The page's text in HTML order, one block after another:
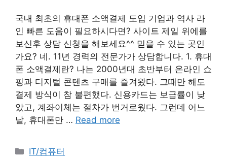
국내 최초의 휴대폰 소액결제 도입 기업과 역사 라
인 빠른 도움이 필요하시다면? 사이트 제일 위에를
보신후 상담 신청을 해보세요^^ 믿을 수 있는 곳인
가요? 네. 11년 경력의 전문가가 상담합니다. 1. 휴대
폰 소액결제란? 나는 2000년대 초반부터 온라인 쇼
핑과 디지털 콘텐츠 구매를 즐겨왔다. 그때만 해도
결제 방식이 참 불편했다. 신용카드는 보급률이 낮
았고, 계좌이체는 절차가 번거로웠다. 그런데 어느
날, 휴대폰만 … Read more
Categories
IT/컴퓨터